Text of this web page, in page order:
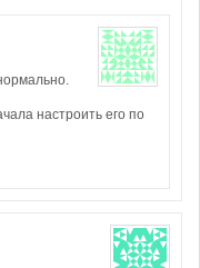
настроить его по